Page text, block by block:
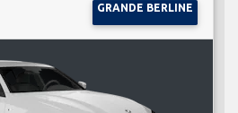
GRANDE BERLINE